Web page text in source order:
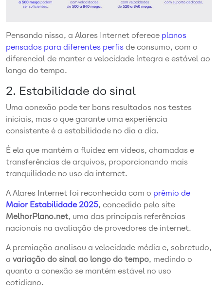
Pensando nisso, a Alares Internet oferece planos
pensados para diferentes perfis de consumo, com o
diferencial de manter a velocidade íntegra e estável ao
longo do tempo.
2. Estabilidade do sinal
Uma conexão pode ter bons resultados nos testes
iniciais, mas o que garante uma experiência
consistente é a estabilidade no dia a dia.
É ela que mantém a fluidez em vídeos, chamadas e
transferências de arquivos, proporcionando mais
tranquilidade no uso da internet.
A Alares Internet foi reconhecida com o prêmio de
Maior Estabilidade 2025, concedido pelo site
MelhorPlano.net, uma das principais referências
nacionais na avaliação de provedores de internet.
A premiação analisou a velocidade média e, sobretudo,
a variação do sinal ao longo do tempo, medindo o
quanto a conexão se mantém estável no uso
cotidiano.